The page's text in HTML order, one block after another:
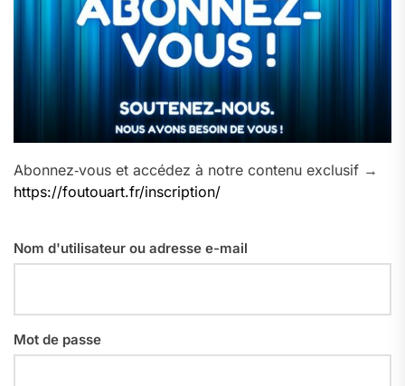
Abonnez‑vous et accédez à notre contenu exclusif →
https://foutouart.fr/inscription/
Nom d'utilisateur ou adresse e-mail
Mot de passe